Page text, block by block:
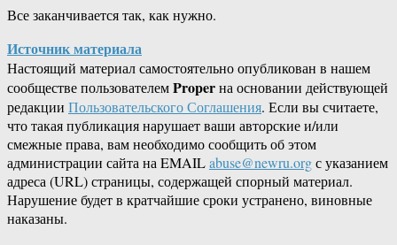
Все заканчивается так, как нужно.
Источник материала
Настоящий материал самостоятельно опубликован в нашем
сообществе пользователемProperна основании действующей
редакции Пользовательского Соглашения. Если вы считаете,
что такая публикация нарушает ваши авторские и/или
смежные права, вам необходимо сообщить об этом
администрации сайта на EMAILabuse@newru.orgс указанием
адреса (URL) страницы, содержащей спорный материал.
Нарушение будет в кратчайшие сроки устранено, виновные
наказаны.